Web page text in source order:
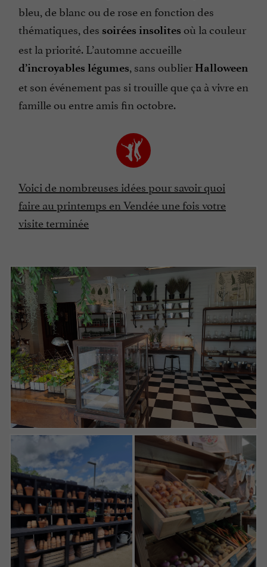
bleu, de blanc ou de rose en fonction des
thématiques, des soirées insolites où la couleur
est la priorité. L’automne accueille
d’incroyables légumes , sans oublier Halloween
et son événement pas si trouille que ça à vivre en
famille ou entre amis fin octobre.
Voici de nombreuses idées pour savoir quoi
faire au printemps en Vendée une fois votre
visite terminée